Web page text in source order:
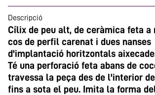
Descripció
Cílix de peu alt, de ceràmica feta a
cos de perfil carenat i dues nanses
d'implantació horitzontals
Té una perforació feta abans de
travessa la peça des de l'interior
fins a sota el peu. Imita la forma